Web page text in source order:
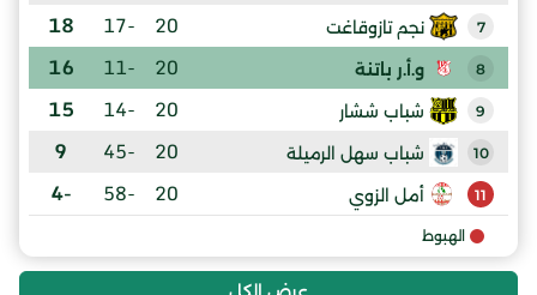
7 نجم تازوقاغت 20
-17
18
8 و.أ.ر باتنة 20
-11
16
9 شباب ششار 20
-14
15
10 شباب سهل الرميلة 20
-45
9
11 أمل الزوي 20
-58
-4
الهبوط